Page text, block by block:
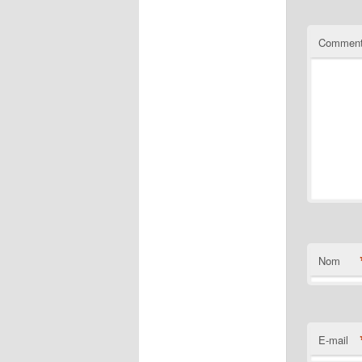
Nom
E-mail